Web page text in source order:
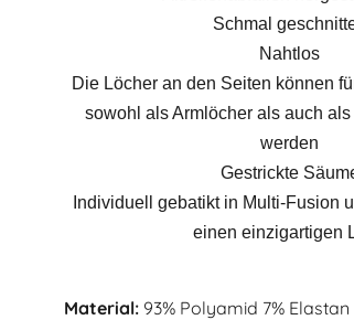
Schmal
Nahtlos
Die Löcher an den Seiten können
sowohl als Armlöcher als auch
werden
Gestrickte
Individuell gebatikt in Multi-Fusion
einen einzigartigen
Material: 93% Polyamid 7% Elastan